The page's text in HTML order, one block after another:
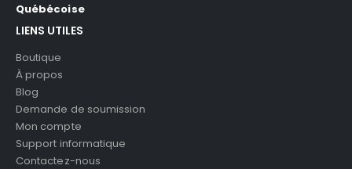
Québécoise
LIENS UTILES
Boutique
À propos
Blog
Demande de soumission
Mon compte
Support informatique
Contactez-nous